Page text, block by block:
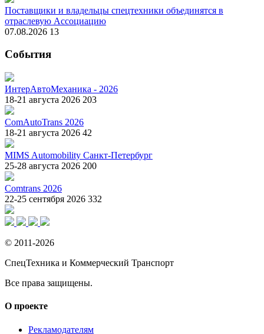
Поставщики и владельцы спецтехники объединятся в
отраслевую Ассоциацию
07.08.2026 13
События
ИнтерАвтоМеханика - 2026
18-21 августа 2026 203
ComAutoTrans 2026
18-21 августа 2026 42
MIMS Automobility Санкт-Петербург
25-28 августа 2026 200
Comtrans 2026
22-25 сентября 2026 332
© 2011-2026
СпецТехника и Коммерческий Транспорт
Все права защищены.
О проекте
Рекламодателям